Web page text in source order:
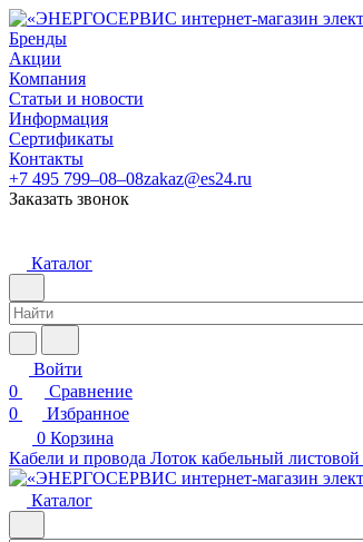
Бренды
Акции
Компания
Статьи и новости
Информация
Сертификаты
Контакты
+7 495 799–08–08zakaz@es24.ru
Заказать звонок
Каталог
Войти
0
Сравнение
0
Избранное
0 Корзина
Кабели и провода Лоток кабельный листовой
Каталог